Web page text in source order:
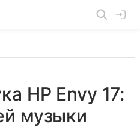
HP Envy 17:
музыки